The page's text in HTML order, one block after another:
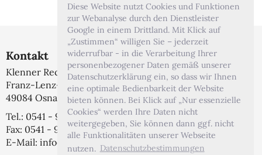
Diese Website nutzt Cookies und Funktionen
zur Webanalyse durch den Dienstleister
Google in einem Drittland. Mit Klick auf
„Zustimmen“ willigen Sie – jederzeit
widerrufbar - in die Verarbeitung Ihrer
personenbezogener Daten gemäß unserer
Datenschutzerklärung ein, so dass wir Ihnen
eine optimale Bedienbarkeit der Website
bieten können. Bei Klick auf „Nur essenzielle
Cookies“ werden Ihre Daten nicht
weitergegeben, Sie können dann ggf. nicht
alle Funktionalitäten unserer Webseite
nutzen. Datenschutzbestimmungen
Kontakt
Klenner Rechtsanwälte
Franz-Lenz-Str. 1A
49084 Osnabrück
Tel.: 0541 - 999 7 444
Fax: 0541 - 999 7 44 22
E-Mail: info@klenner-anwaelte.de